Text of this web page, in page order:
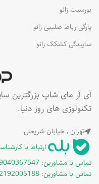
آی آر مای شاپ بزرگترین
تکنولوژی های روز دنیا.
تهران , خیابان شریعتی
ارتباط با
تماس با مشاورین: 09040367547
تماس با مشاورین: 02192005188
بورسیت زانو
پارگی رباط صلیبی زانو
ساییدگی کشکک زانو